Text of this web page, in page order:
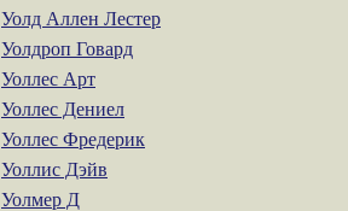
Уолд Аллен Лестер
Уолдроп Говард
Уоллес Арт
Уоллес Дениел
Уоллес Фредерик
Уоллис Дэйв
Уолмер Д